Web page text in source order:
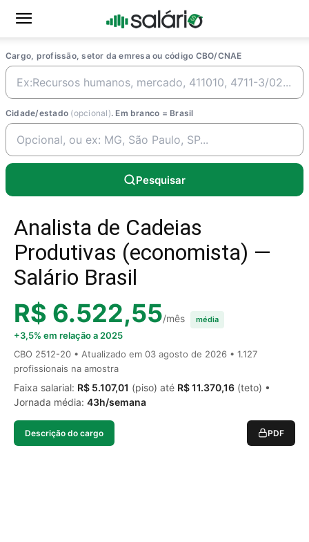
Cargo, profissão, setor da emresa ou código CBO/CNAE
Cidade/estado (opcional). Em branco = Brasil
Pesquisar
Analista de Cadeias
Produtivas (economista) —
Salário Brasil
R$ 6.522,55/mês média
+3,5% em relação a 2025
CBO 2512-20 • Atualizado em 03 agosto de 2026 • 1.127
profissionais na amostra
Faixa salarial: R$ 5.107,01 (piso) até R$ 11.370,16 (teto) •
Jornada média: 43h/semana
Descrição do cargo PDF